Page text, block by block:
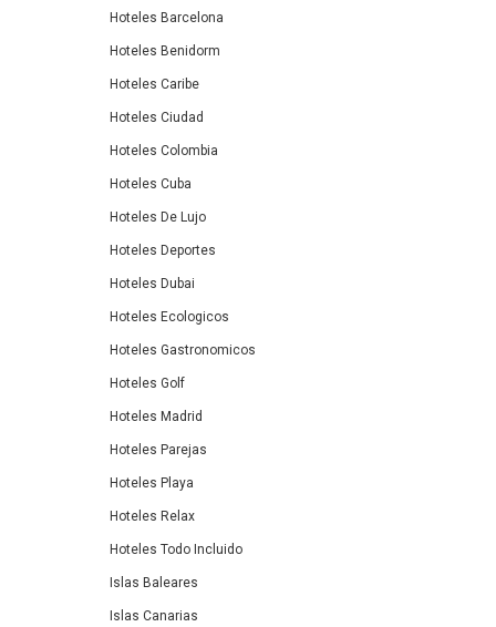
Hoteles Barcelona
Hoteles Benidorm
Hoteles Caribe
Hoteles Ciudad
Hoteles Colombia
Hoteles Cuba
Hoteles De Lujo
Hoteles Deportes
Hoteles Dubai
Hoteles Ecologicos
Hoteles Gastronomicos
Hoteles Golf
Hoteles Madrid
Hoteles Parejas
Hoteles Playa
Hoteles Relax
Hoteles Todo Incluido
Islas Baleares
Islas Canarias